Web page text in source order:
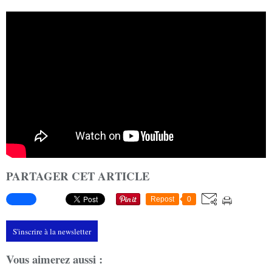
PARTAGER CET ARTICLE
Repost 0
S'inscrire à la newsletter
Vous aimerez aussi :